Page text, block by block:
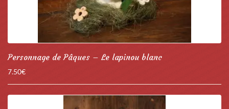
Personnage de Pâques – Le lapinou blanc
7.50€